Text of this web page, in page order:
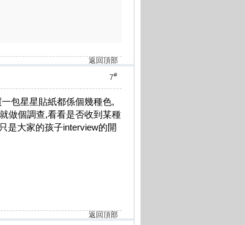
返回頂部
7#
包星星貼紙都係個幾種色,
做個調查,看看是否收到某種
是大家的孩子interview的開
返回頂部